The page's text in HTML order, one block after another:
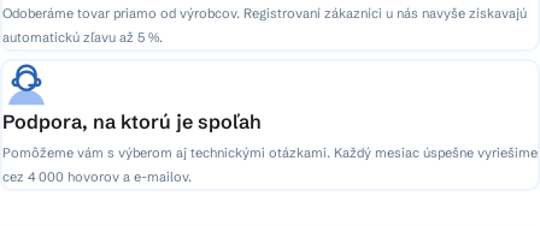
Odoberáme tovar priamo od výrobcov. Registrovaní zákazníci u nás navyše získavajú
automatickú zľavu až 5 %.
Podpora, na ktorú je spoľah
Pomôžeme vám s výberom aj technickými otázkami. Každý mesiac úspešne vyriešime
cez 4 000 hovorov a e-mailov.